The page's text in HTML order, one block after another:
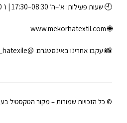
🕘 שעות פעילות: א׳–ה׳ 08:30–17:30 | ו׳ 08:30–12:00
🌐
www.mekorhatextil.com
📸 עקבו אחרינו באינסטגרם: @makor_hatexile
© כל הזכויות שמורות – מקור הטקסטיל